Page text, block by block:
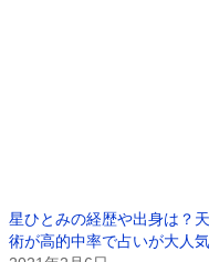
星ひとみの経歴や出身は？
術が高的中率で占いが大人気